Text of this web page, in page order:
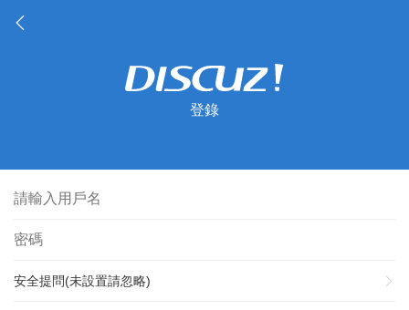
登錄
安全提問(未設置請忽略)